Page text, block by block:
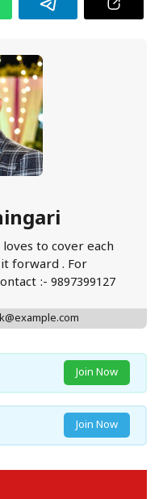
to cover each
forward . For
:- 9897399127
Join Now
Join Now